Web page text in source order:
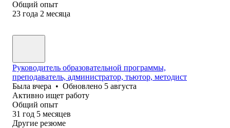
Общий опыт
23 года 2 месяца
Руководитель образовательной программы,
преподаватель, администратор, тьютор, методист
Была вчера • Обновлено 5 августа
Активно ищет работу
Общий опыт
31 год 5 месяцев
Другие резюме